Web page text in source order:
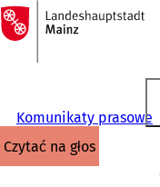
Przejdź do treści
Do
strony
głównej
Komunikaty prasowe
czytać na głos